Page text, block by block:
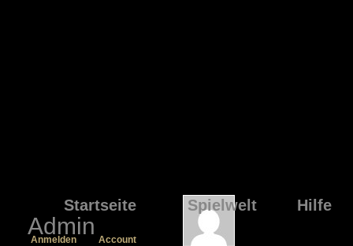
Startseite Spielwelt Hilfe
Admin
Anmelden Account